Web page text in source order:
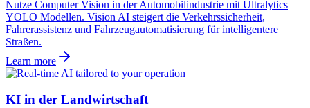
Nutze Computer Vision in der Automobilindustrie mit Ultralytics
YOLO Modellen. Vision AI steigert die Verkehrssicherheit,
Fahrerassistenz und Fahrzeugautomatisierung für intelligentere
Straßen.
Learn more
KI in der Landwirtschaft